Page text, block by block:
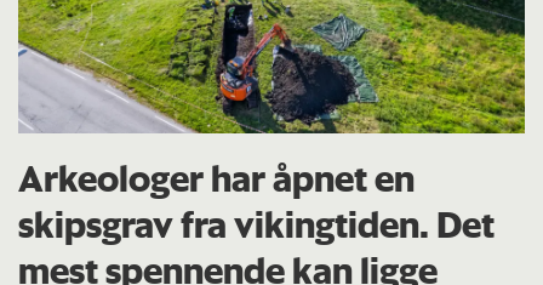
Arkeologer har åpnet en
skipsgrav fra vikingtiden. Det
mest spennende kan ligge